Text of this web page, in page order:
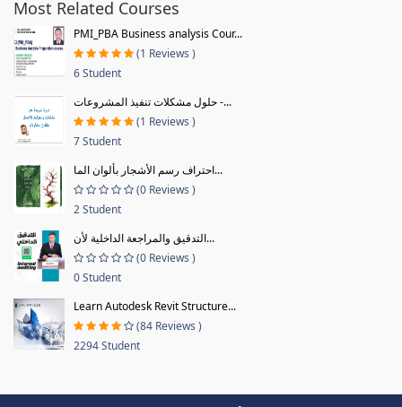
Most Related Courses
PMI_PBA Business analysis Cour...
(1 Reviews )
6 Student
حلول مشكلات تنفيذ المشروعات -...
(1 Reviews )
7 Student
احتراف رسم الأشجار بألوان الما...
(0 Reviews )
2 Student
التدقيق والمراجعة الداخلية لأن...
(0 Reviews )
0 Student
Learn Autodesk Revit Structure...
(84 Reviews )
2294 Student